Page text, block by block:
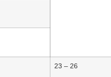
23 – 26